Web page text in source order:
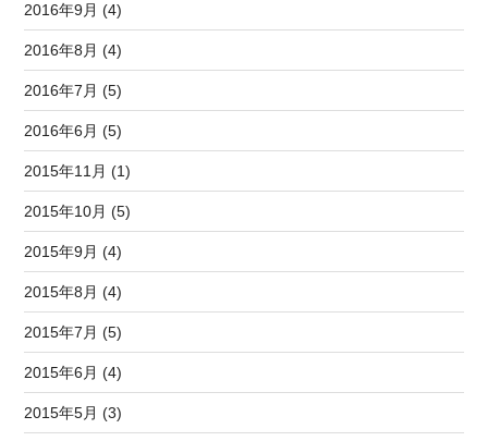
2016年9月 (4)
2016年8月 (4)
2016年7月 (5)
2016年6月 (5)
2015年11月 (1)
2015年10月 (5)
2015年9月 (4)
2015年8月 (4)
2015年7月 (5)
2015年6月 (4)
2015年5月 (3)